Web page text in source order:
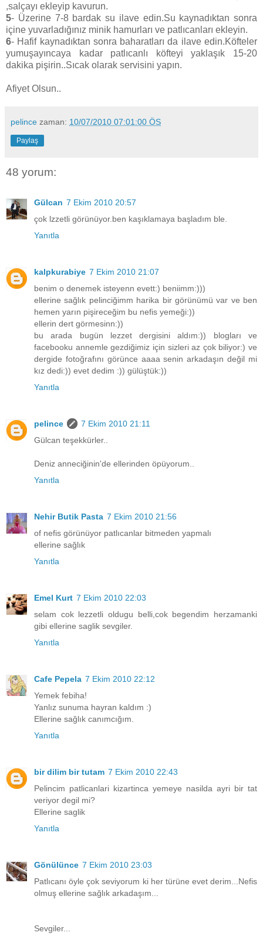
,salçayı ekleyip kavurun.
5- Üzerine 7-8 bardak su ilave edin.Su kaynadıktan sonra
içine yuvarladığınız minik hamurları ve patlıcanları ekleyin.
6- Hafif kaynadıktan sonra baharatları da ilave edin.Köfteler
yumuşayıncaya kadar patlıcanlı köfteyi yaklaşık 15-20
dakika pişirin..Sıcak olarak servisini yapın.
Afiyet Olsun..
pelince zaman: 10/07/2010 07:01:00 ÖS
Paylaş
48 yorum:
Gülcan 7 Ekim 2010 20:57
çok lzzetli görünüyor.ben kaşıklamaya başladım ble.
Yanıtla
kalpkurabiye 7 Ekim 2010 21:07
benim o denemek isteyenn evett:) beniimm:)))
ellerine sağlık pelinciğimm harika bir görünümü var ve ben
hemen yarın pişireceğim bu nefis yemeği:))
ellerin dert görmesinn:))
bu arada bugün lezzet dergisini aldım:)) blogları ve
facebooku annemle gezdiğimiz için sizleri az çok biliyor:) ve
dergide fotoğrafını görünce aaaa senin arkadaşın değil mi
kız dedi:)) evet dedim :)) gülüştük:))
Yanıtla
pelince
7 Ekim 2010 21:11
Gülcan teşekkürler..
Deniz anneciğinin'de ellerinden öpüyorum..
Yanıtla
Nehir Butik Pasta 7 Ekim 2010 21:56
of nefis görünüyor patlıcanlar bitmeden yapmalı
ellerine sağlık
Yanıtla
Emel Kurt 7 Ekim 2010 22:03
selam cok lezzetli oldugu belli,cok begendim herzamanki
gibi ellerine saglik sevgiler.
Yanıtla
Cafe Pepela 7 Ekim 2010 22:12
Yemek febiha!
Yanlız sunuma hayran kaldım :)
Ellerine sağlık canımcığım.
Yanıtla
bir dilim bir tutam 7 Ekim 2010 22:43
Pelincim patlicanlari kizartinca yemeye nasilda ayri bir tat
veriyor degil mi?
Ellerine saglik
Yanıtla
Gönülünce 7 Ekim 2010 23:03
Patlıcanı öyle çok seviyorum ki her türüne evet derim...Nefis
olmuş ellerine sağlık arkadaşım...
Sevgiler...